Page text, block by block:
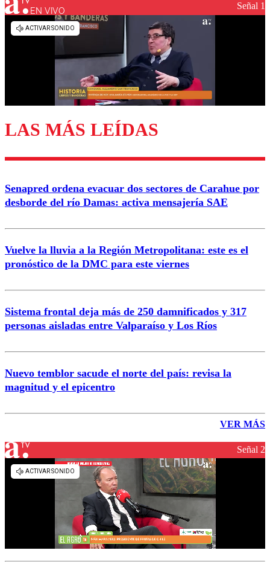
Los comentarios son moderados para garantizar un
diálogo respetuoso.
Enviar comentario
EN VIVO Señal 1
LAS MÁS LEÍDAS
Senapred ordena evacuar dos sectores de Carahue por
desborde del río Damas: activa mensajería SAE
Vuelve la lluvia a la Región Metropolitana: este es el
pronóstico de la DMC para este viernes
Sistema frontal deja más de 250 damnificados y 317
personas aisladas entre Valparaíso y Los Ríos
Nuevo temblor sacude el norte del país: revisa la
magnitud y el epicentro
VER MÁS
Señal 2